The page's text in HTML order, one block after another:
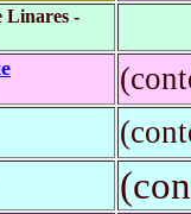
Linares -